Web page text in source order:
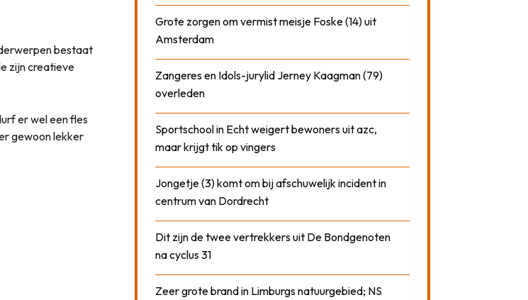
bestaat
zijn creatieve
er wel een fles
gewoon lekker
Grote zorgen om vermist meisje Foske (14) uit
Amsterdam
Zangeres en Idols-jurylid Jerney Kaagman (79)
overleden
Sportschool in Echt weigert bewoners uit azc,
maar krijgt tik op vingers
Jongetje (3) komt om bij afschuwelijk incident in
centrum van Dordrecht
Dit zijn de twee vertrekkers uit De Bondgenoten
na cyclus 31
Zeer grote brand in Limburgs natuurgebied; NS